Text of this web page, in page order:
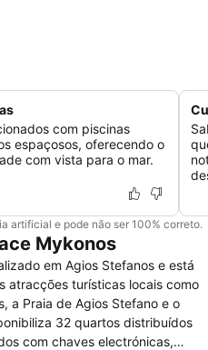
com piscinas
espaçosos, oferecendo o
com vista para o mar.
artificial e pode não ser 100% correto.
Mykonos
em Agios Stefanos e está
atracções turísticas locais como
a Praia de Agios Stefano e o
32 quartos distribuídos
com chaves electrónicas,